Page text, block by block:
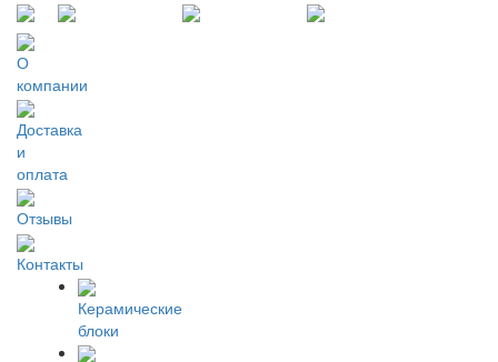
О
компании
Доставка
и
оплата
Отзывы
Контакты
Керамические
блоки